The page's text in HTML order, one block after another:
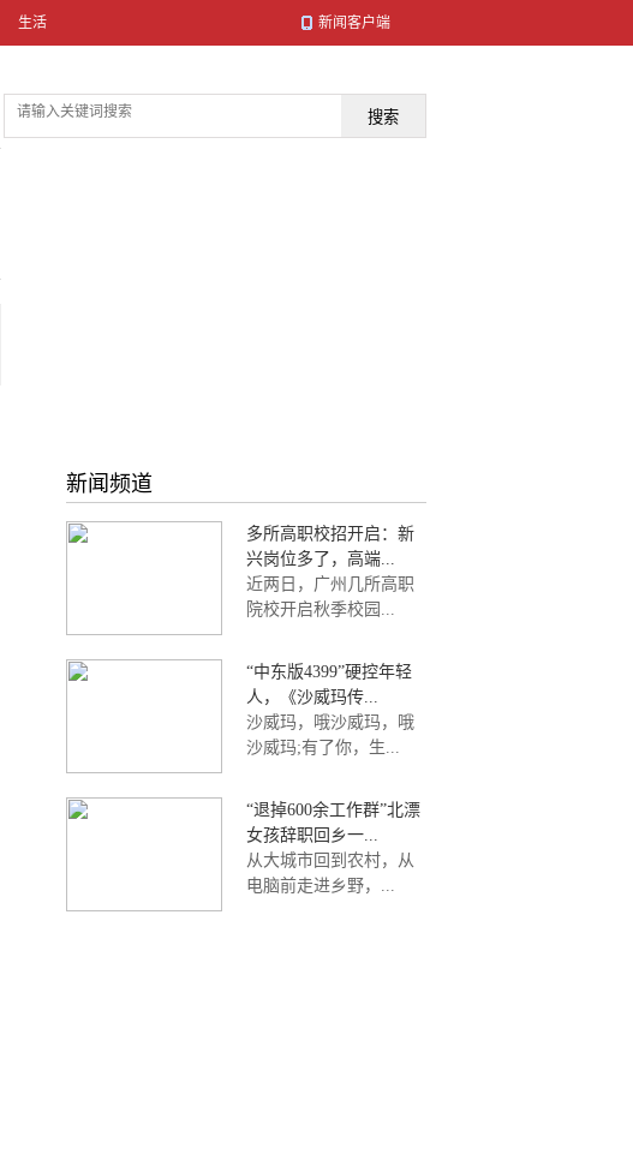
生活 新闻客户端
搜索
新闻频道
多所高职校招开启：新
兴岗位多了，高端...
近两日，广州几所高职
院校开启秋季校园...
“中东版4399”硬控年轻
人，《沙威玛传...
沙威玛，哦沙威玛，哦
沙威玛;有了你，生...
“退掉600余工作群”北漂
女孩辞职回乡一...
从大城市回到农村，从
电脑前走进乡野，...